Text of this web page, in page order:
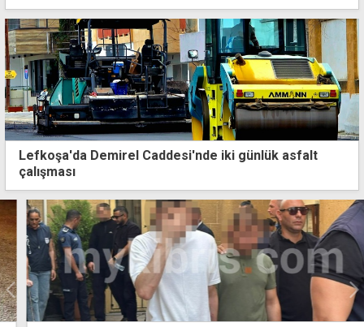
Lefkoşa'da Demirel Caddesi'nde iki günlük asfalt
çalışması